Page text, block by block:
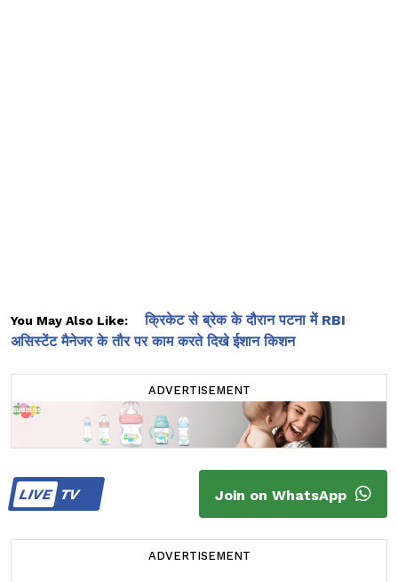
You May Also Like:
क्रिकेट से ब्रेक के दौरान पटना में RBI
असिस्टेंट मैनेजर के तौर पर काम करते दिखे ईशान किशन
ADVERTISEMENT
LIVETV Join on WhatsApp
ADVERTISEMENT